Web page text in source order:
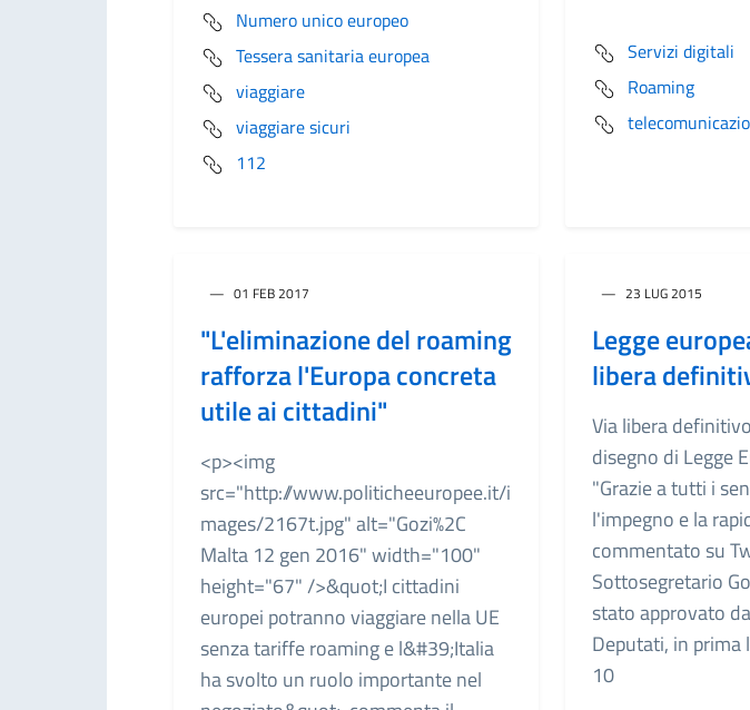
Numero unico europeo
Tessera sanitaria europea
viaggiare
viaggiare sicuri
112
Servizi digitali
Roaming
01 FEB 2017
"L'eliminazione del roaming
rafforza l'Europa concreta
utile ai cittadini"
<p><img
src="http://www.politicheeuropee.it/i
mages/2167t.jpg" alt="Gozi%2C
Malta 12 gen 2016" width="100"
height="67" />&quot;I cittadini
europei potranno viaggiare nella UE
senza tariffe roaming e l&#39;Italia
ha svolto un ruolo importante nel
23 LUG 2015
Legge
libera
Via libera
disegno di Legge
"Grazie a tutti i
l'impegno e la
commentato su
Sottosegretario
stato approvato
Deputati, in prima
10